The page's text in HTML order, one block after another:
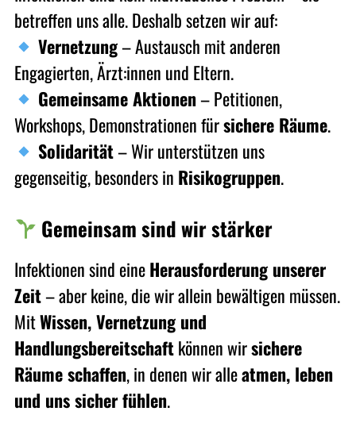
betreffen uns alle. Deshalb setzen wir auf:
Vernetzung– Austausch mit anderen
Engagierten, Ärzt:innen und Eltern.
Gemeinsame Aktionen– Petitionen,
Workshops, Demonstrationen fürsichere Räume.
Solidarität– Wir unterstützen uns
gegenseitig, besonders in Risikogruppen.
Gemeinsam sind wir stärker
Infektionen sind eineHerausforderung unserer
Zeit– aber keine, die wir allein bewältigen müssen.
MitWissen, Vernetzung und
Handlungsbereitschaftkönnen wirsichere
Räume schaffen, in denen wir alleatmen, leben
und uns sicher fühlen.